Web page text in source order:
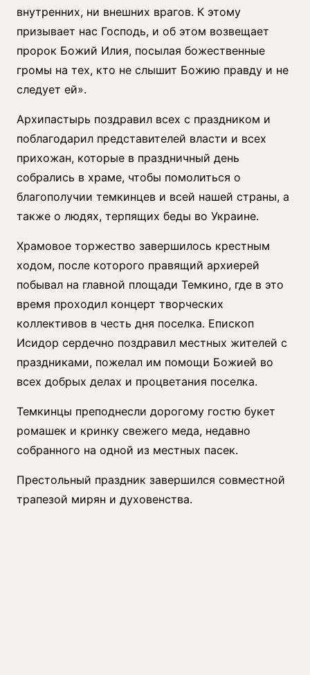
внутренних, ни внешних врагов. К этому
призывает нас Господь, и об этом возвещает
пророк Божий Илия, посылая божественные
громы на тех, кто не слышит Божию правду и не
следует ей».
Архипастырь поздравил всех с праздником и
поблагодарил представителей власти и всех
прихожан, которые в праздничный день
собрались в храме, чтобы помолиться о
благополучии темкинцев и всей нашей страны, а
также о людях, терпящих беды во Украине.
Храмовое торжество завершилось крестным
ходом, после которого правящий архиерей
побывал на главной площади Темкино, где в это
время проходил концерт творческих
коллективов в честь дня поселка. Епископ
Исидор сердечно поздравил местных жителей с
праздниками, пожелал им помощи Божией во
всех добрых делах и процветания поселка.
Темкинцы преподнесли дорогому гостю букет
ромашек и кринку свежего меда, недавно
собранного на одной из местных пасек.
Престольный праздник завершился совместной
трапезой мирян и духовенства.